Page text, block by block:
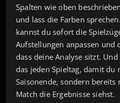
Spalten wie oben
und lass die Farben
kannst du sofort die
Aufstellungen anpassen und
dass deine Analyse sitzt.
das jeden Spieltag, damit du
Saisonende, sondern bereits
Match die Ergebnisse siehst.